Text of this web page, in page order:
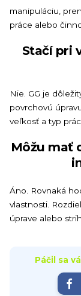
manipuláciu,
práce alebo
Stačí pri
Nie. GG je
povrchovú
veľkosť a typ
Môžu mať
Áno. Rovnaká
vlastnosti.
úprave alebo
Páčil sa